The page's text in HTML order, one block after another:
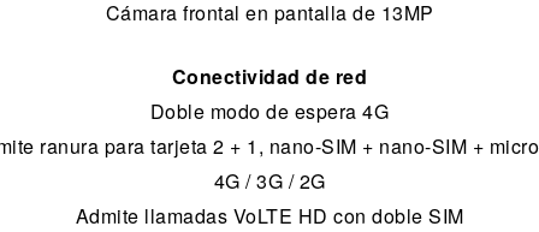
Cámara frontal en pantalla de 13MP
Conectividad de red
Doble modo de espera 4G
ranura para tarjeta 2 + 1, nano-SIM + nano-SIM +
4G / 3G / 2G
Admite llamadas VoLTE HD con doble SIM